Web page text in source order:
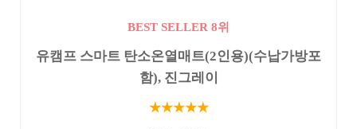
BEST SELLER 8위
유캠프 스마트 탄소온열매트(2인용)(수납가방포
함), 진그레이
★★★★★